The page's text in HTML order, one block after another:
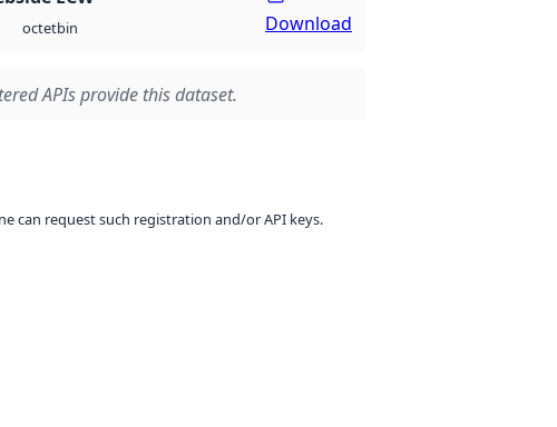
octetbin Download
APIs provide this dataset.
can request such registration and/or API keys.